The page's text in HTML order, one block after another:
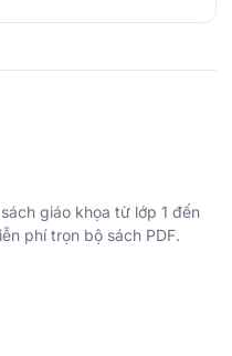
giáo khọa từ lớp 1 đến
phí trọn bộ sách PDF.